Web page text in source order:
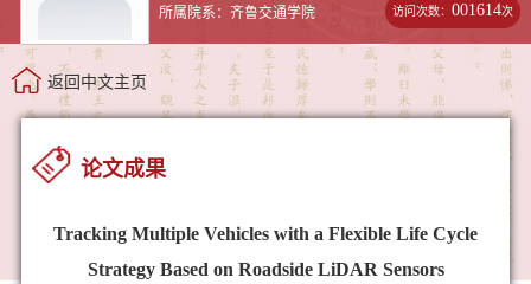
所属院系：齐鲁交通学院 访问次数：001614次
返回中文主页
论文成果
Tracking Multiple Vehicles with a Flexible Life Cycle
Strategy Based on Roadside LiDAR Sensors